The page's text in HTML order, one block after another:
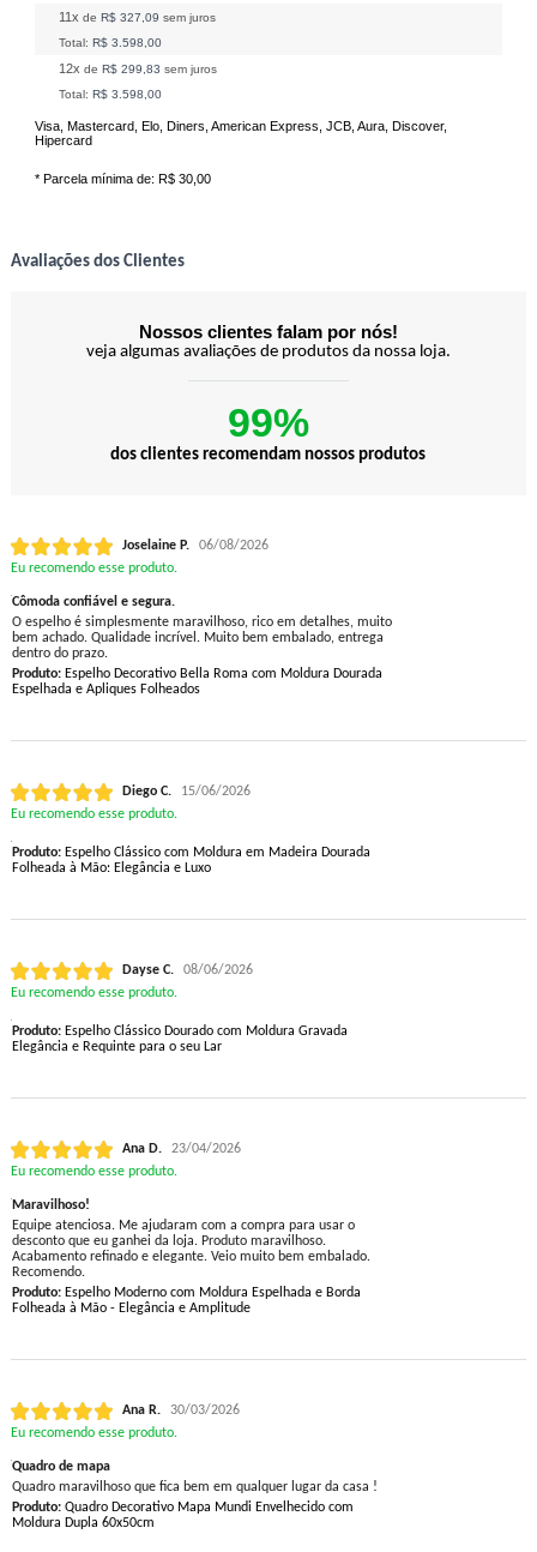
11x de R$ 327,09 sem juros
Total: R$ 3.598,00
12x de R$ 299,83 sem juros
Total: R$ 3.598,00
Visa, Mastercard, Elo, Diners, American Express, JCB, Aura, Discover,
Hipercard
* Parcela mínima de: R$ 30,00
Avaliações dos Clientes
Nossos clientes falam por nós!
veja algumas avaliações de produtos da nossa loja.
99%
dos clientes recomendam nossos produtos
Joselaine P.
06/08/2026
Eu recomendo esse produto.
Cômoda confiável e segura.
O espelho é simplesmente maravilhoso, rico em detalhes, muito
bem achado. Qualidade incrível. Muito bem embalado, entrega
dentro do prazo.
Produto:Espelho Decorativo Bella Roma com Moldura Dourada
Espelhada e Apliques Folheados
Diego C.
15/06/2026
Eu recomendo esse produto.
Produto:Espelho Clássico com Moldura em Madeira Dourada
Folheada à Mão: Elegância e Luxo
Dayse C.
08/06/2026
Eu recomendo esse produto.
Produto:Espelho Clássico Dourado com Moldura Gravada
Elegância e Requinte para o seu Lar
Ana D.
23/04/2026
Eu recomendo esse produto.
Maravilhoso!
Equipe atenciosa. Me ajudaram com a compra para usar o
desconto que eu ganhei da loja. Produto maravilhoso.
Acabamento refinado e elegante. Veio muito bem embalado.
Recomendo.
Produto:Espelho Moderno com Moldura Espelhada e Borda
Folheada à Mão - Elegância e Amplitude
Ana R.
30/03/2026
Eu recomendo esse produto.
Quadro de mapa
Quadro maravilhoso que fica bem em qualquer lugar da casa !
Produto:Quadro Decorativo Mapa Mundi Envelhecido com
Moldura Dupla 60x50cm